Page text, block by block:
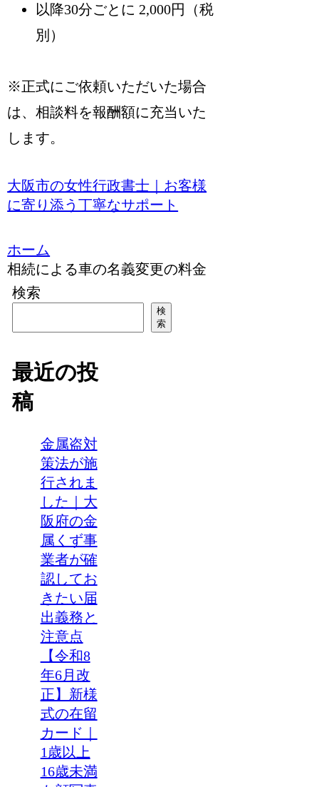
以降30分ごとに 2,000円（税
別）
※正式にご依頼いただいた場合
は、相談料を報酬額に充当いた
します。
大阪市の女性行政書士｜お客様
に寄り添う丁寧なサポート
ホーム
相続による車の名義変更の料金
検索
検
索
最近の投
稿
金属盗対
策法が施
行されま
した｜大
阪府の金
属くず事
業者が確
認してお
きたい届
出義務と
注意点
【令和8
年6月改
正】新様
式の在留
カード｜
1歳以上
16歳未満